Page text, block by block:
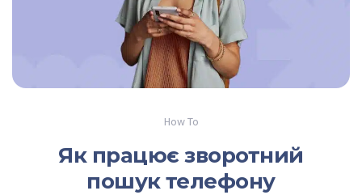
How To
Як працює зворотний
пошук телефону